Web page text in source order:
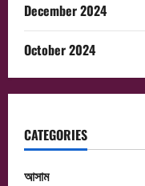
December 2024
October 2024
CATEGORIES
আসাম